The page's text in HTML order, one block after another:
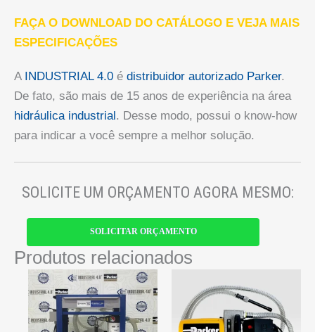
FAÇA O DOWNLOAD DO CATÁLOGO E VEJA MAIS
ESPECIFICAÇÕES
A INDUSTRIAL 4.0 é distribuidor autorizado Parker.
De fato, são mais de 15 anos de experiência na área
hidráulica industrial. Desse modo, possui o know-how
para indicar a você sempre a melhor solução.
SOLICITE UM ORÇAMENTO AGORA MESMO:
SOLICITAR ORÇAMENTO
Produtos relacionados